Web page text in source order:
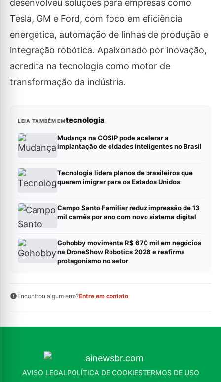
desenvolveu soluções para empresas como
Tesla, GM e Ford, com foco em eficiência
energética, automação de linhas de produção e
integração robótica. Apaixonado por inovação,
acredita na tecnologia como motor de
transformação da indústria.
LEIA TAMBÉM EMtecnologia
Mudança na COSIP pode acelerar a
implantação de cidades inteligentes no Brasil
Tecnologia lidera planos de brasileiros que
querem imigrar para os Estados Unidos
Campo Santo Familiar reduz impressão de 13
mil carnês por ano com novo sistema digital
Gohobby movimenta R$ 670 mil em negócios
na DroneShow Robotics 2026 e reafirma
protagonismo no setor
Encontrou algum erro?Entre em contato
AVISO LEGALPOLÍTICA DE COOKIESTERMOS DE USO